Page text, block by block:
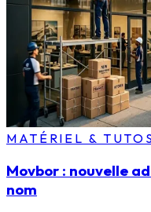
MATÉRIEL & TUTOS
Movbor : nouvelle
nom